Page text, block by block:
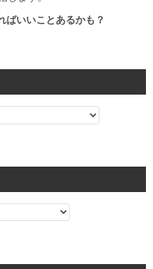
ばいいことあるかも？